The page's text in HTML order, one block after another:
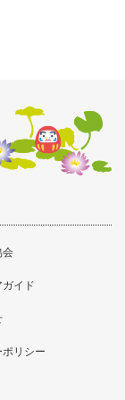
会
イド
リシー